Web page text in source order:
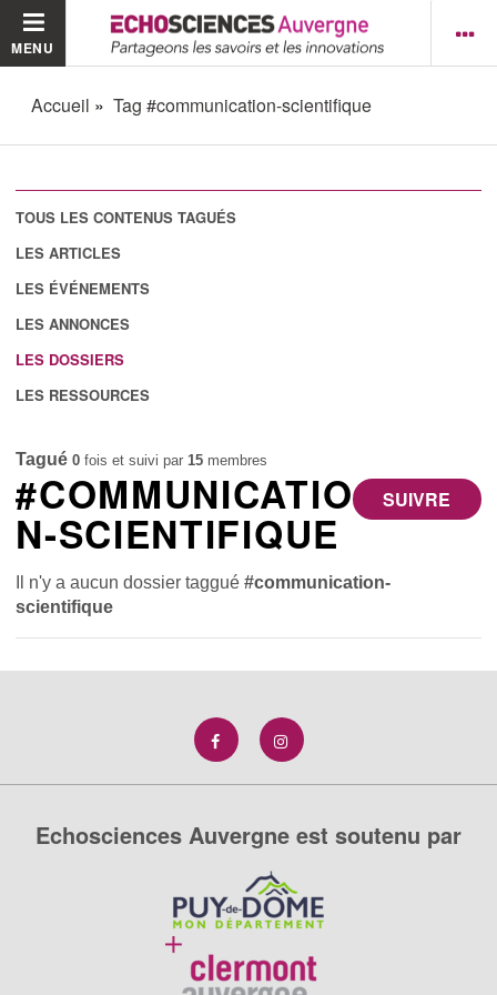
MENU
Accueil Tag #communication-scientifique
TOUS LES CONTENUS TAGUÉS
LES ARTICLES
LES ÉVÉNEMENTS
LES ANNONCES
LES DOSSIERS
LES RESSOURCES
Tagué 0 fois et suivi par 15 membres
SUIVRE
#COMMUNICATIO
N-SCIENTIFIQUE
Il n'y a aucun dossier taggué#communication-
scientifique
Echosciences Auvergne est soutenu par